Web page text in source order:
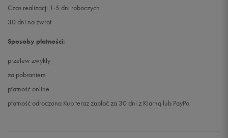
Czas realizacji 1-5 dni roboczych
30 dni na zwrot
Sposoby płatności:
przelew zwykły
za pobraniem
płatność online
płatność odroczona Kup teraz zapłać za 30 dni z Klarną lub PayPo